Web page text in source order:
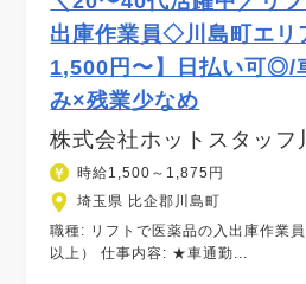
出庫作業員◇川島町エ
1,500円〜】日払い可◎/
み×残業少なめ
株式会社ホットスタッ
時給1,500～1,875円
埼玉県 比企郡川島町
職種: リフトで医薬品の入出庫作業
以上） 仕事内容: ★車通勤...